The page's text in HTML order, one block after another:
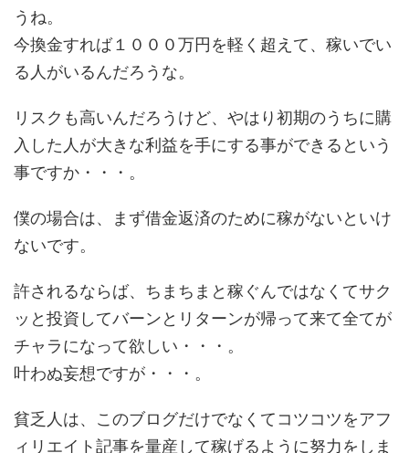
うね。
今換金すれば１０００万円を軽く超えて、稼いでい
る人がいるんだろうな。
リスクも高いんだろうけど、やはり初期のうちに購
入した人が大きな利益を手にする事ができるという
事ですか・・・。
僕の場合は、まず借金返済のために稼がないといけ
ないです。
許されるならば、ちまちまと稼ぐんではなくてサク
ッと投資してバーンとリターンが帰って来て全てが
チャラになって欲しい・・・。
叶わぬ妄想ですが・・・。
貧乏人は、このブログだけでなくてコツコツをアフ
ィリエイト記事を量産して稼げるように努力をしま